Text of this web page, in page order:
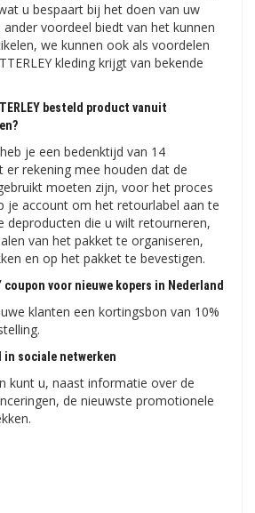
u bespaart bij het doen van uw
voordeel biedt van het kunnen
we kunnen ook als voordelen
kleding krijgt van bekende
besteld product vanuit
je een bedenktijd van 14
er rekening mee houden dat de
moeten zijn, voor het proces
je account om het retourlabel aan te
deproducten die u wilt retourneren,
van het pakket te organiseren,
en op het pakket te bevestigen.
coupon voor nieuwe kopers in Nederland
klanten een kortingsbon van 10%
in sociale netwerken
kunt u, naast informatie over de
de nieuwste promotionele